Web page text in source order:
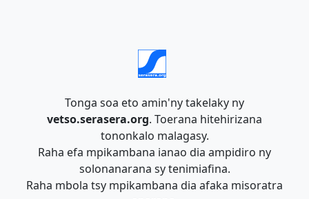
Tonga soa eto amin'ny takelaky ny
vetso.serasera.org. Toerana hitehirizana
tononkalo malagasy.
Raha efa mpikambana ianao dia ampidiro ny
solonanarana sy tenimiafina.
Raha mbola tsy mpikambana dia afaka misoratra